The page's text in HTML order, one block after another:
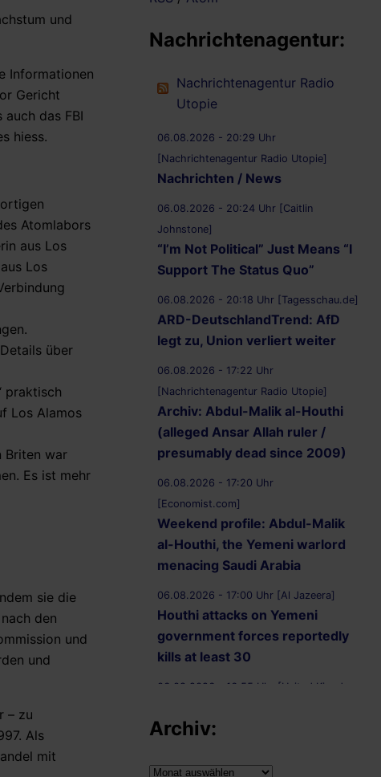
und
Informationen
Gericht
das FBI
hiess.
Atomlabors
aus Los
Los
über
praktisch
Los Alamos
Briten war
Es ist mehr
sie die
den
und
und
– zu
Als
mit
Nachrichtenagentur:
Nachrichtenagentur Radio
Utopie
06.08.2026 - 20:29 Uhr
[Nachrichtenagentur Radio Utopie]
Nachrichten / News
06.08.2026 - 20:24 Uhr [Caitlin
Johnstone]
“I’m Not Political” Just Means “I
Support The Status Quo”
06.08.2026 - 20:18 Uhr [Tagesschau.de]
ARD-DeutschlandTrend: AfD
legt zu, Union verliert weiter
06.08.2026 - 17:22 Uhr
[Nachrichtenagentur Radio Utopie]
Archiv: Abdul-Malik al-Houthi
(alleged Ansar Allah ruler /
presumably dead since 2009)
06.08.2026 - 17:20 Uhr
[Economist.com]
Weekend profile: Abdul-Malik
al-Houthi, the Yemeni warlord
menacing Saudi Arabia
06.08.2026 - 17:00 Uhr [Al Jazeera]
Houthi attacks on Yemeni
government forces reportedly
kills at least 30
06.08.2026 - 16:55 Uhr [United Kingdom
R (on the application of
Secretary of State for the Home
Archiv:
Archiv: